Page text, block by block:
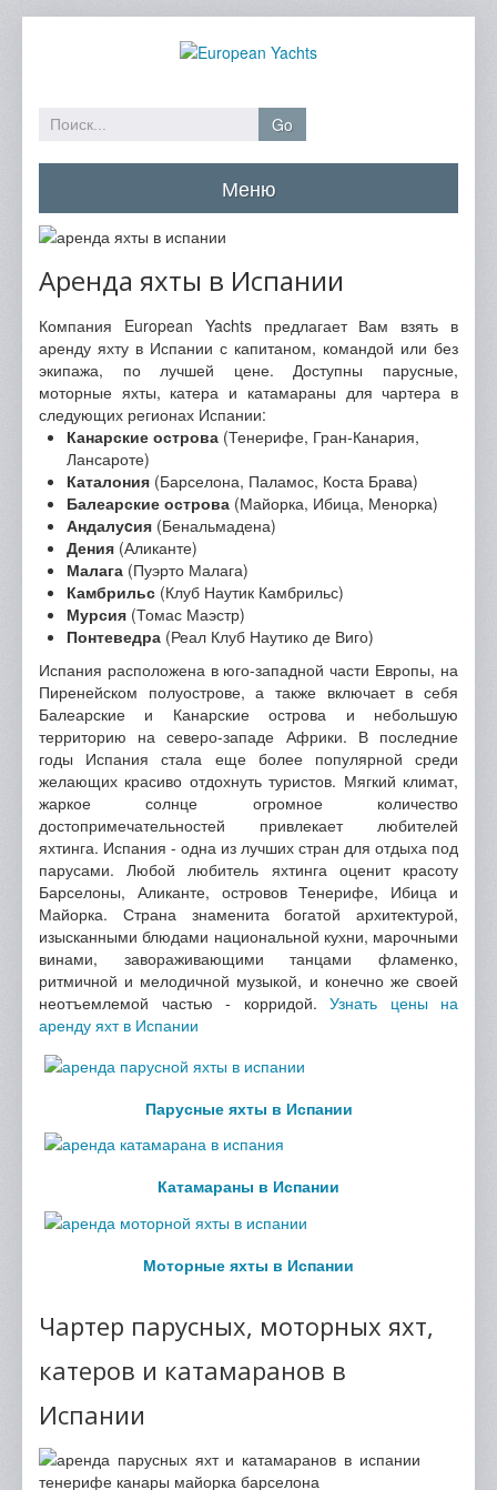
Go
Меню
Главная
Каталог яхт
Забронировать
Спецпредложения
Направления
О компании
Контакты
Аренда яхты в Испании
Компания European Yachts предлагает Вам взять в
аренду яхту в Испании с капитаном, командой или без
экипажа, по лучшей цене. Доступны парусные,
моторные яхты, катера и катамараны для чартера в
следующих регионах Испании:
Канарские острова (Тенерифе, Гран-Канария,
Лансароте)
Каталония (Барселона, Паламос, Коста Брава)
Балеарские острова (Майорка, Ибица, Менорка)
Андалуcия (Бенальмадена)
Дения (Аликанте)
Малага (Пуэрто Малага)
Камбрильс (Клуб Наутик Камбрильс)
Мурсия (Томас Маэстр)
Понтеведра (Реал Клуб Наутико де Виго)
Испания расположена в юго-западной части Европы, на
Пиренейском полуострове, а также включает в себя
Балеарские и Канарские острова и небольшую
территорию на северо-западе Африки. В последние
годы Испания стала еще более популярной среди
желающих красиво отдохнуть туристов. Мягкий климат,
жаркое солнце огромное количество
достопримечательностей привлекает любителей
яхтинга. Испания - одна из лучших стран для отдыха под
парусами. Любой любитель яхтинга оценит красоту
Барселоны, Аликанте, островов Тенерифе, Ибица и
Майорка. Страна знаменита богатой архитектурой,
изысканными блюдами национальной кухни, марочными
винами, завораживающими танцами фламенко,
ритмичной и мелодичной музыкой, и конечно же своей
неотъемлемой частью - корридой. Узнать цены на
аренду яхт в Испании
Парусные яхты в Испании
Катамараны в Испании
Моторные яхты в Испании
Чартер парусных, моторных яхт,
катеров и катамаранов в
Испании